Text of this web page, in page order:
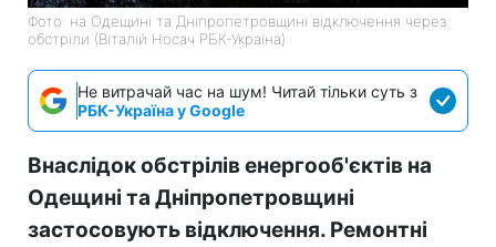
Фото: на Одещині та Дніпропетровщині відключення через
обстріли (Віталій Носач РБК-Україна)
Не витрачай час на шум! Читай тільки суть з
РБК-Україна у Google
Внаслідок обстрілів енергооб'єктів на
Одещині та Дніпропетровщині
застосовують відключення. Ремонтні